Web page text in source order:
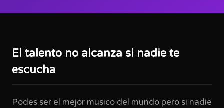
El talento no alcanza si nadie te
escucha
Podes ser el mejor musico del mundo pero si nadie